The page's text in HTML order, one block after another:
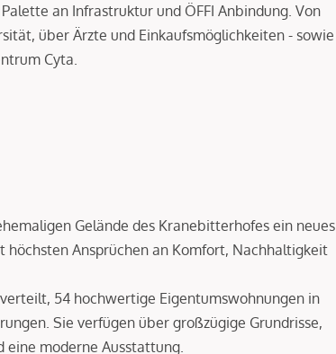
an Infrastruktur und ÖFFI Anbindung. Von
über Ärzte und Einkaufsmöglichkeiten - sowie
Cyta.
Gelände des Kranebitterhofes ein neues
höchsten Ansprüchen an Komfort, Nachhaltigkeit
54 hochwertige Eigentumswohnungen in
Sie verfügen über großzügige Grundrisse,
moderne Ausstattung.